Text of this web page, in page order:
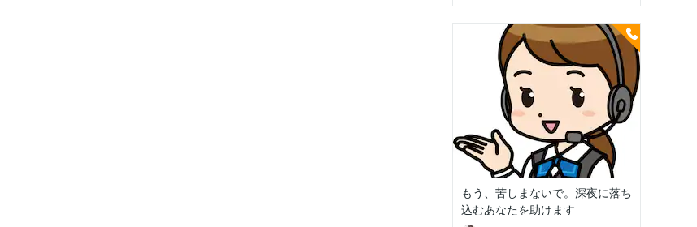
もう、苦しまないで。深夜に落ち
込むあなたを助けます